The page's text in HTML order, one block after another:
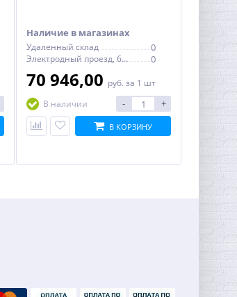
Наличие в магазинах
Удаленный склад 0
Электродный проезд, 6с1 0
70 946,00 руб. за 1 шт
В наличии
- +
В КОРЗИНУ